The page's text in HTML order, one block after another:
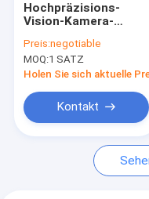
Nachrichten
Fordern Sie ein Zitat
Hochpräzisions-
Vision-Kamera-
für Plastikdeckel von
Zentralbanken
Preis:negotiable
MOQ:1 SATZ
Holen Sie sich aktuelle
Kontakt